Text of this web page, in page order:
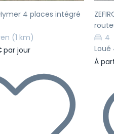
4 places intégré
(1 km)
par jour
4
Loué
À